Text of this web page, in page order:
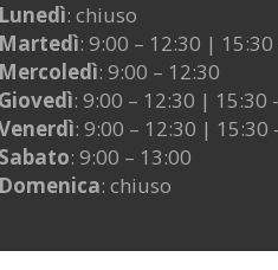
Lunedì: chiuso
Martedì: 9:00 – 12:30 | 15:30
Mercoledì: 9:00 – 12:30
Giovedì: 9:00 – 12:30 | 15:30
: 9:00 – 12:30 | 15:30
Sabato: 9:00 – 13:00
Domenica: chiuso